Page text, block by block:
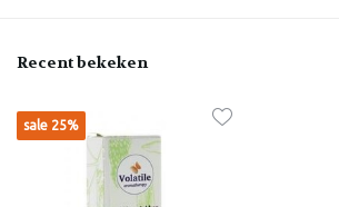
Recent bekeken
sale 25%